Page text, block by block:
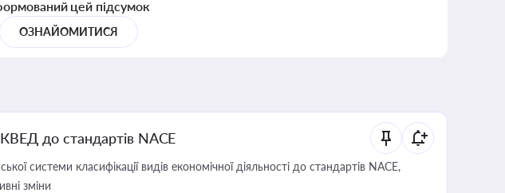
цей підсумок
ОЗНАЙОМИТИСЯ
до стандартів NACE
системи класифікації видів економічної діяльності до стандартів NACE,
зміни